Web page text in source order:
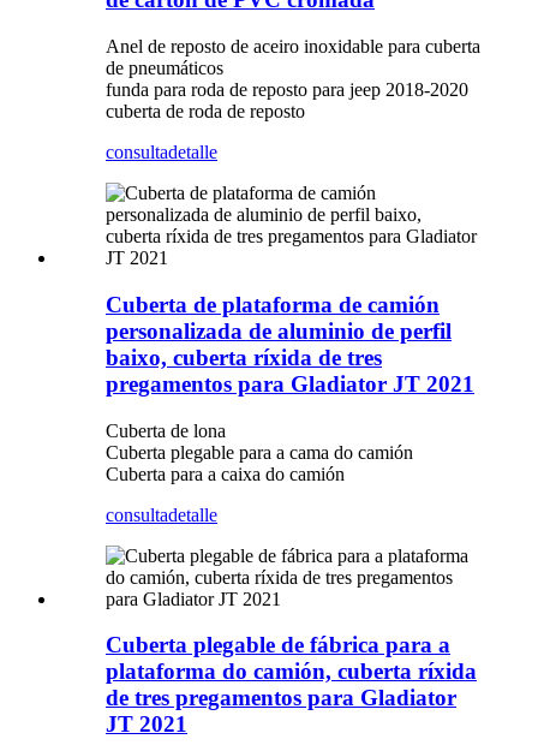
Anel de reposto de aceiro inoxidable para cuberta
de pneumáticos
funda para roda de reposto para jeep 2018-2020
cuberta de roda de reposto
consultadetalle
Cuberta de plataforma de camión
personalizada de aluminio de perfil
baixo, cuberta ríxida de tres
pregamentos para Gladiator JT 2021
Cuberta de lona
Cuberta plegable para a cama do camión
Cuberta para a caixa do camión
consultadetalle
Cuberta plegable de fábrica para a
plataforma do camión, cuberta ríxida
de tres pregamentos para Gladiator
JT 2021